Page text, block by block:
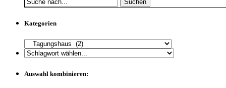
Suchen
Kategorien
Auswahl kombinieren: